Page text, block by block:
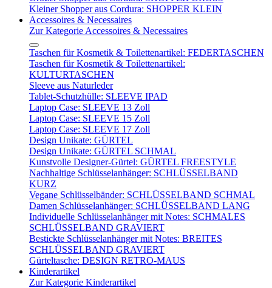
Kleiner Shopper aus Cordura: SHOPPER KLEIN
Accessoires & Necessaires
Zur Kategorie Accessoires & Necessaires
Taschen für Kosmetik & Toilettenartikel: FEDERTASCHEN
Taschen für Kosmetik & Toilettenartikel:
KULTURTASCHEN
Sleeve aus Naturleder
Tablet-Schutzhülle: SLEEVE IPAD
Laptop Case: SLEEVE 13 Zoll
Laptop Case: SLEEVE 15 Zoll
Laptop Case: SLEEVE 17 Zoll
Design Unikate: GÜRTEL
Design Unikate: GÜRTEL SCHMAL
Kunstvolle Designer-Gürtel: GÜRTEL FREESTYLE
Nachhaltige Schlüsselanhänger: SCHLÜSSELBAND
KURZ
Vegane Schlüsselbänder: SCHLÜSSELBAND SCHMAL
Damen Schlüsselanhänger: SCHLÜSSELBAND LANG
Individuelle Schlüsselanhänger mit Notes: SCHMALES
SCHLÜSSELBAND GRAVIERT
Bestickte Schlüsselanhänger mit Notes: BREITES
SCHLÜSSELBAND GRAVIERT
Gürteltasche: DESIGN RETRO-MAUS
Kinderartikel
Zur Kategorie Kinderartikel